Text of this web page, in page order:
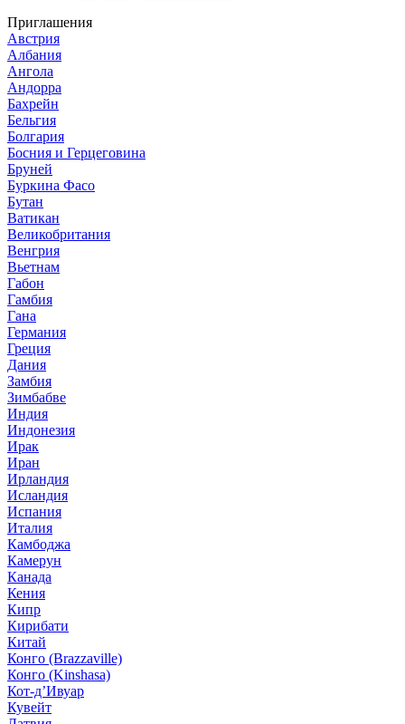
Приглашения
Австрия
Албания
Ангола
Андорра
Бахрейн
Бельгия
Болгария
Босния и Герцеговина
Бруней
Буркина Фасо
Бутан
Ватикан
Великобритания
Венгрия
Вьетнам
Габон
Гамбия
Гана
Германия
Греция
Дания
Замбия
Зимбабве
Индия
Индонезия
Ирак
Иран
Ирландия
Исландия
Испания
Италия
Камбоджа
Камерун
Канада
Кения
Кипр
Кирибати
Китай
Конго (Brazzaville)
Конго (Kinshasa)
Кот-д’Ивуар
Кувейт